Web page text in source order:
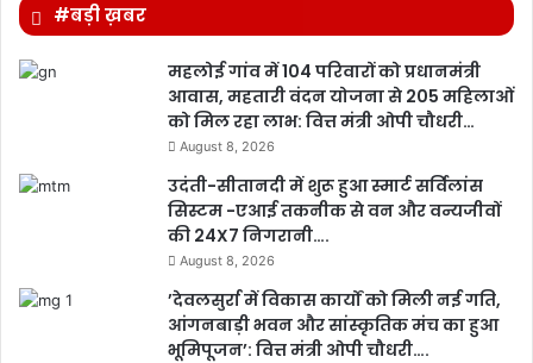
#बड़ी ख़बर
महलोई गांव में 104 परिवारों को प्रधानमंत्री
आवास, महतारी वंदन योजना से 205 महिलाओं
को मिल रहा लाभ: वित्त मंत्री ओपी चौधरी…
August 8, 2026
उदंती-सीतानदी में शुरू हुआ स्मार्ट सर्विलांस
सिस्टम -एआई तकनीक से वन और वन्यजीवों
की 24X7 निगरानी….
August 8, 2026
’देवलसुर्रा में विकास कार्यों को मिली नई गति,
आंगनबाड़ी भवन और सांस्कृतिक मंच का हुआ
भूमिपूजन’: वित्त मंत्री ओपी चौधरी….